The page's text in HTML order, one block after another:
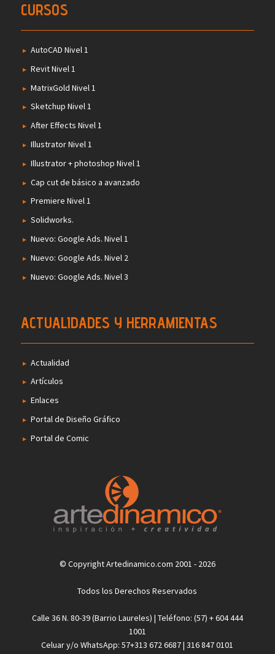
CURSOS
AutoCAD Nivel 1
Revit Nivel 1
MatrixGold Nivel 1
Sketchup Nivel 1
After Effects Nivel 1
Illustrator Nivel 1
Illustrator + photoshop Nivel 1
Cap cut de básico a avanzado
Premiere Nivel 1
Solidworks.
Nuevo: Google Ads. Nivel 1
Nuevo: Google Ads. Nivel 2
Nuevo: Google Ads. Nivel 3
ACTUALIDADES Y HERRAMIENTAS
Actualidad
Artículos
Enlaces
Portal de Diseño Gráfico
Portal de Comic
© Copyright Artedinamico.com 2001 - 2026
Todos los Derechos Reservados
Calle 36 N. 80-39 (Barrio Laureles) | Teléfono: (57) + 604 444
1001
Celuar y/o WhatsApp: 57+313 672 6687 | 316 847 0101